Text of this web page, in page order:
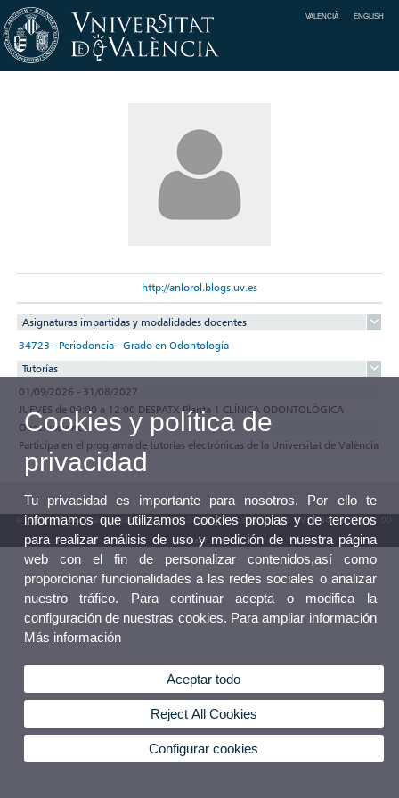
VALENCIÀ ENGLISH
http://anlorol.blogs.uv.es
Asignaturas impartidas y modalidades docentes
34723 - Periodoncia - Grado en Odontología
Tutorías
01/09/2026 - 31/08/2027
JUEVES de 09:00 a 12:00 DESPATX Planta 1 CLÍNICA ODONTOLÒGICA
Observaciones
Participa en el programa de tutorías electrónicas de la Universitat de València
© 2026 UV. - Av. Blasco Ibáñez, 13. 46010 València. Espanya. Tel. UV: (+34) 963 86 41 00
Buzón UV
Cookies y política de
privacidad
Tu privacidad es importante para nosotros. Por ello te
informamos que utilizamos cookies propias y de terceros
para realizar análisis de uso y medición de nuestra página
web con el fin de personalizar contenidos,así como
proporcionar funcionalidades a las redes sociales o analizar
nuestro tráfico. Para continuar acepta o modifica la
configuración de nuestras cookies. Para ampliar información
Más información
Aceptar todo
Reject All Cookies
Configurar cookies